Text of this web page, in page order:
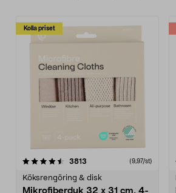
Kolla priset
3813 (9,97/st)
Köksrengöring & disk
Mikrofiberduk 32 x 31 cm, 4-
4.0av 5 stjärnor